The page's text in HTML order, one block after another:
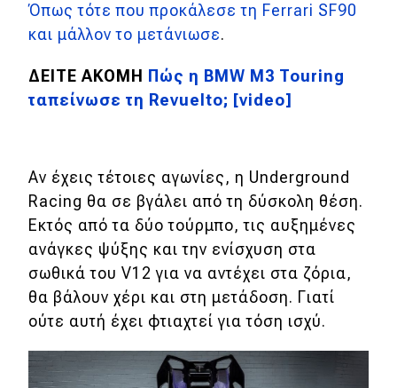
Όπως τότε που προκάλεσε τη Ferrari SF90
και μάλλον το μετάνιωσε.
ΔΕΙΤΕ ΑΚΟΜΗ
Πώς η BMW M3 Touring
ταπείνωσε τη Revuelto; [video]
Αν έχεις τέτοιες αγωνίες, η Underground
Racing θα σε βγάλει από τη δύσκολη θέση.
Εκτός από τα δύο τούρμπο, τις αυξημένες
ανάγκες ψύξης και την ενίσχυση στα
σωθικά του V12 για να αντέχει στα ζόρια,
θα βάλουν χέρι και στη μετάδοση. Γιατί
ούτε αυτή έχει φτιαχτεί για τόση ισχύ.